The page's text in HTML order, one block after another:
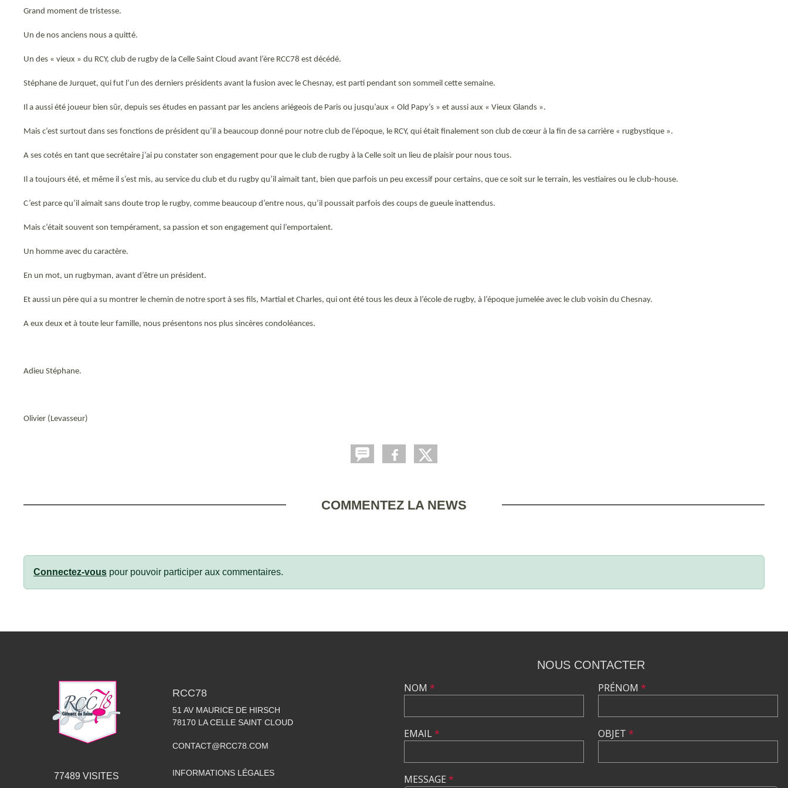
Grand moment de tristesse.
Un de nos anciens nous a quitté.
Un des « vieux » du RCY, club de rugby de la Celle Saint Cloud avant l’ère RCC78 est décédé.
Stéphane de Jurquet, qui fut l’un des derniers présidents avant la fusion avec le Chesnay, est parti pendant son sommeil cette semaine.
Il a aussi été joueur bien sûr, depuis ses études en passant par les anciens ariégeois de Paris ou jusqu’aux « Old Papy’s » et aussi aux « Vieux Glands ».
Mais c’est surtout dans ses fonctions de président qu’il a beaucoup donné pour notre club de l’époque, le RCY, qui était finalement son club de cœur à la fin de sa carrière « rugbystique ».
A ses cotés en tant que secrétaire j’ai pu constater son engagement pour que le club de rugby à la Celle soit un lieu de plaisir pour nous tous.
Il a toujours été, et même il s’est mis, au service du club et du rugby qu’il aimait tant, bien que parfois un peu excessif pour certains, que ce soit sur le terrain, les vestiaires ou le club-house.
C’est parce qu’il aimait sans doute trop le rugby, comme beaucoup d’entre nous, qu’il poussait parfois des coups de gueule inattendus.
Mais c’était souvent son tempérament, sa passion et son engagement qui l’emportaient.
Un homme avec du caractère.
En un mot, un rugbyman, avant d’être un président.
Et aussi un père qui a su montrer le chemin de notre sport à ses fils, Martial et Charles, qui ont été tous les deux à l’école de rugby, à l’époque jumelée avec le club voisin du Chesnay.
A eux deux et à toute leur famille, nous présentons nos plus sincères condoléances.
Adieu Stéphane.
Olivier (Levasseur)
COMMENTEZ LA NEWS
Connectez-vous pour pouvoir participer aux commentaires.
77489 VISITES
RCC78
51 AV MAURICE DE HIRSCH
78170 LA CELLE SAINT CLOUD
CONTACT@RCC78.COM
INFORMATIONS LÉGALES
NOUS CONTACTER
NOM *
EMAIL*
PRÉNOM *
OBJET *
MESSAGE *